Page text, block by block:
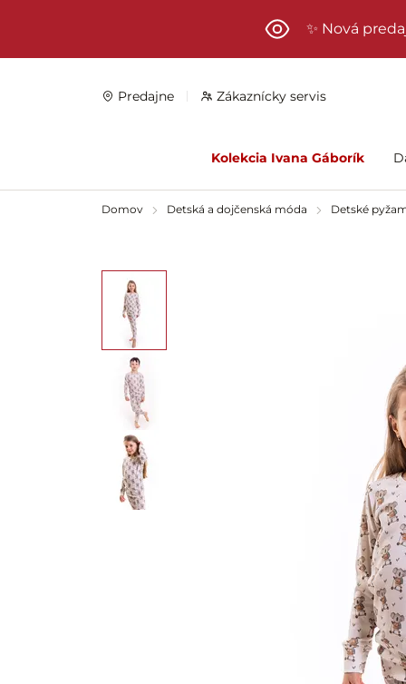
✨ Nová
Predajne Zákaznícky servis
Kolekcia Ivana Gáborík
Domov Detská a dojčenská móda Detské